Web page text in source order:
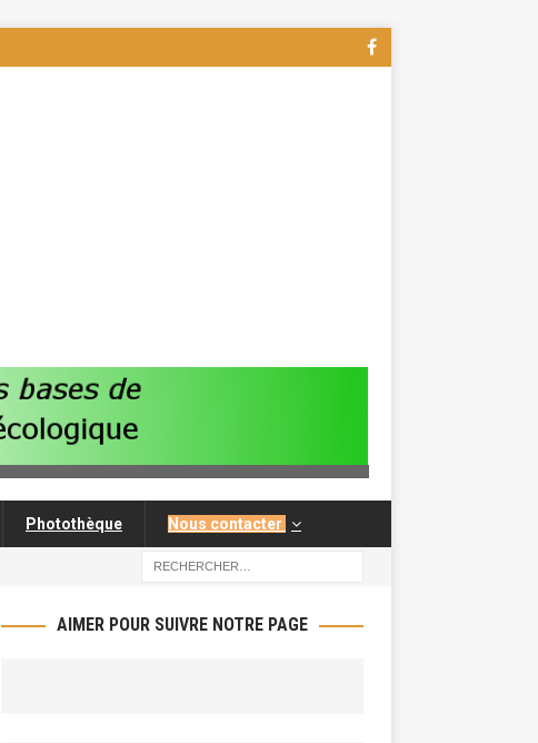
Photothèque Nous contacter
AIMER POUR SUIVRE NOTRE PAGE